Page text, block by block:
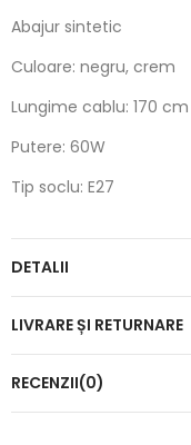
Abajur sintetic
Culoare: negru, crem
Lungime cablu: 170 cm
Putere: 60W
Tip soclu: E27
DETALII
LIVRARE ȘI RETURNARE
RECENZII(0)